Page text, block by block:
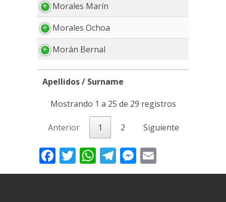
Morales Marín
Morales Ochoa
Morán Bernal
Apellidos / Surname
Mostrando 1 a 25 de 29 registros
Anterior 1 2 Siguiente
Facebook
Twitter
WhatsApp
Telegram
Messenger